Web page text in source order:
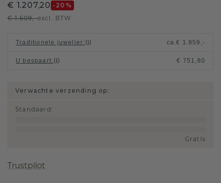
€ 1.207,20 -20 %
€ 1.509,-excl. BTW
Traditionele juwelier: ca.€ 1.959,-
U bespaart: € 751,80
Verwachte verzending op:
Standaard :
Gratis
Trustpilot